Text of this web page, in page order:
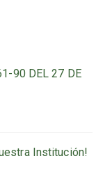
90 DEL 27 DE
Institución!